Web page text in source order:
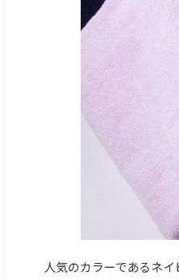
人気のカラーであるネ